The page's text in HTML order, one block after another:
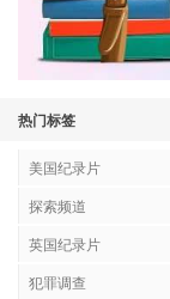
热门标签
美国纪录片
探索频道
英国纪录片
犯罪调查